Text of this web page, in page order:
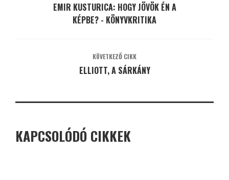
EMIR KUSTURICA: HOGY JÖVÖK ÉN A
KÉPBE? - KÖNYVKRITIKA
KÖVETKEZŐ CIKK
ELLIOTT, A SÁRKÁNY
KAPCSOLÓDÓ CIKKEK